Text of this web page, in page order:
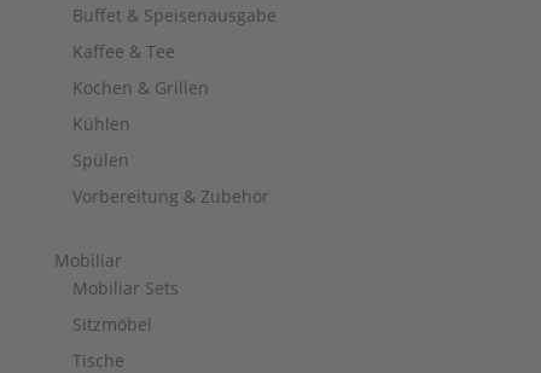
Buffet & Speisenausgabe
Kaffee & Tee
Kochen & Grillen
Kühlen
Spülen
Vorbereitung & Zubehör
Mobiliar
Mobiliar Sets
Sitzmöbel
Tische